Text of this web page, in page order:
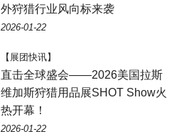
外狩猎行业风向标来袭
2026-01-22
【展团快讯】
直击全球盛会——2026美国拉斯
维加斯狩猎用品展SHOT Show火
热开幕！
2026-01-22